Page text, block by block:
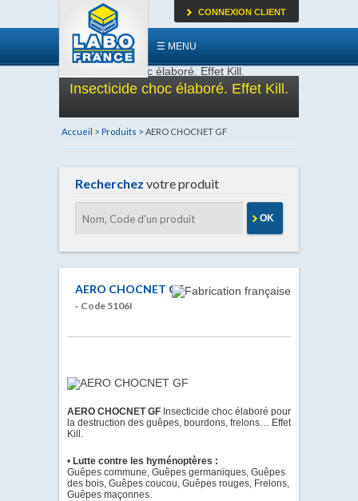
☰ MENU
CONNEXION CLIENT
Insecticide choc élaboré. Effet Kill.
Accueil > Produits > AERO CHOCNET GF
Recherchez votre produit
OK
AERO CHOCNET GF
· Code 5106I
AERO CHOCNET GF Insecticide choc élaboré pour
la destruction des guêpes, bourdons, frelons… Effet
Kill.
• Lutte contre les hyménoptères :
Guêpes commune, Guêpes germaniques, Guêpes
des bois, Guêpes coucou, Guêpes rouges, Frelons,
Guêpes maçonnes.